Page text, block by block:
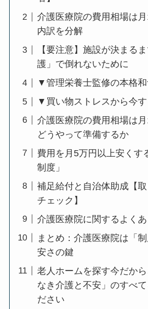
介護医療院の費用相場は月
内訳を分解
【要注意】施設が決まる
護」で倒れないために
▼管理栄養士監修の本格
▼買い物ストレスから今
介護医療院の費用相場は
どうやって準備するか
費用を月5万円以上安くす
制度」
補足給付と自治体助成【
チェック】
介護医療院に関するよく
まとめ：介護医療院は「
安さの鍵
老人ホームを探す今だか
なき介護と不安」のすべて
ださい